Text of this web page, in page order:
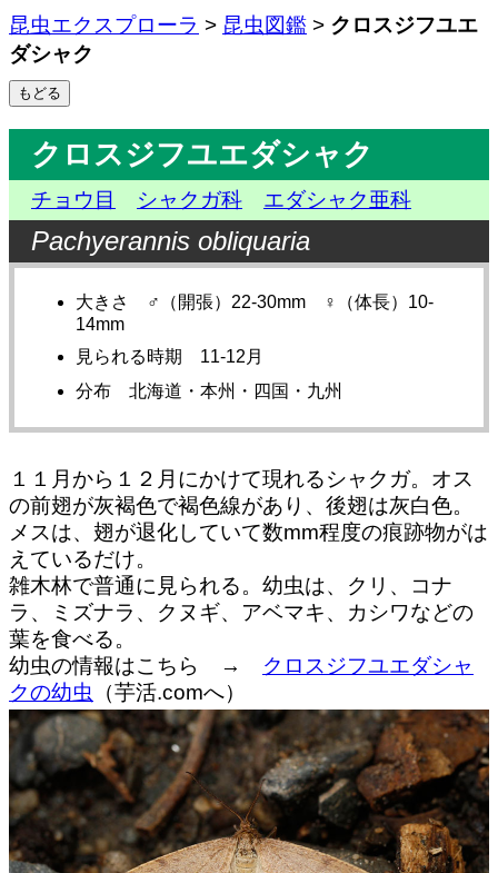
昆虫エクスプローラ > 昆虫図鑑 > クロスジフユエ
ダシャク
クロスジフユエダシャク
チョウ目 シャクガ科 エダシャク亜科
Pachyerannis obliquaria
大きさ ♂（開張）22-30mm ♀（体長）10-
14mm
見られる時期 11-12月
分布 北海道・本州・四国・九州
１１月から１２月にかけて現れるシャクガ。オス
の前翅が灰褐色で褐色線があり、後翅は灰白色。
メスは、翅が退化していて数mm程度の痕跡物がは
えているだけ。
雑木林で普通に見られる。幼虫は、クリ、コナ
ラ、ミズナラ、クヌギ、アベマキ、カシワなどの
葉を食べる。
幼虫の情報はこちら → クロスジフユエダシャ
クの幼虫 （芋活.comへ）